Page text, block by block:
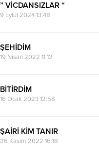
” VİCDANSIZLAR “
9 Eylül 2024 13:48
ŞEHİDİM
19 Nisan 2022 11:12
BİTİRDİM
16 Ocak 2023 12:58
ŞAİRİ KİM TANIR
26 Kasım 2022 16:18